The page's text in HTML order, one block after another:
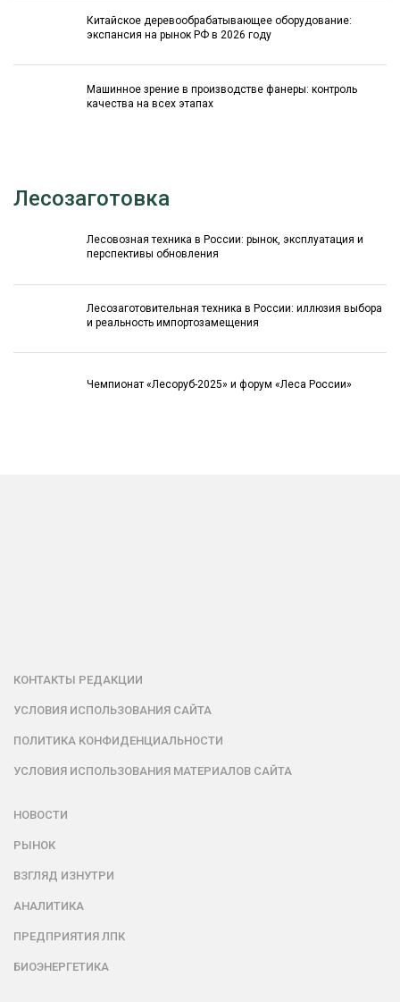
Китайское деревообрабатывающее оборудование:
экспансия на рынок РФ в 2026 году
Машинное зрение в производстве фанеры: контроль
качества на всех этапах
Лесозаготовка
Лесовозная техника в России: рынок, эксплуатация и
перспективы обновления
Лесозаготовительная техника в России: иллюзия выбора
и реальность импортозамещения
Чемпионат «Лесоруб-2025» и форум «Леса России»
КОНТАКТЫ РЕДАКЦИИ
УСЛОВИЯ ИСПОЛЬЗОВАНИЯ САЙТА
ПОЛИТИКА КОНФИДЕНЦИАЛЬНОСТИ
УСЛОВИЯ ИСПОЛЬЗОВАНИЯ МАТЕРИАЛОВ САЙТА
НОВОСТИ
РЫНОК
ВЗГЛЯД ИЗНУТРИ
АНАЛИТИКА
ПРЕДПРИЯТИЯ ЛПК
БИОЭНЕРГЕТИКА